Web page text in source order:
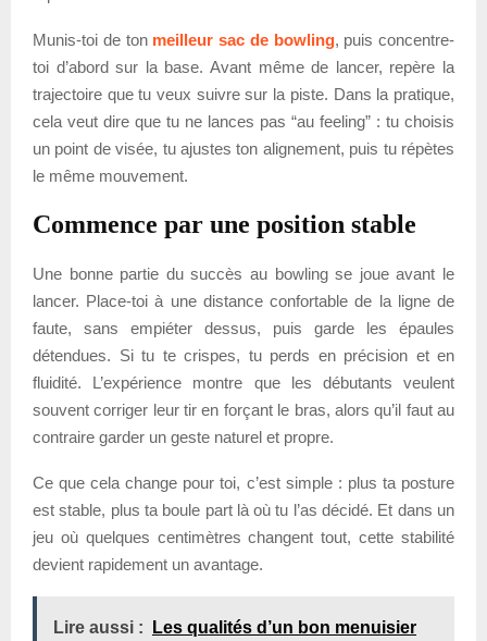
Munis-toi de ton meilleur sac de bowling, puis concentre-
toi d’abord sur la base. Avant même de lancer, repère la
trajectoire que tu veux suivre sur la piste. Dans la pratique,
cela veut dire que tu ne lances pas “au feeling” : tu choisis
un point de visée, tu ajustes ton alignement, puis tu répètes
le même mouvement.
Commence par une position stable
Une bonne partie du succès au bowling se joue avant le
lancer. Place-toi à une distance confortable de la ligne de
faute, sans empiéter dessus, puis garde les épaules
détendues. Si tu te crispes, tu perds en précision et en
fluidité. L’expérience montre que les débutants veulent
souvent corriger leur tir en forçant le bras, alors qu’il faut au
contraire garder un geste naturel et propre.
Ce que cela change pour toi, c’est simple : plus ta posture
est stable, plus ta boule part là où tu l’as décidé. Et dans un
jeu où quelques centimètres changent tout, cette stabilité
devient rapidement un avantage.
Lire aussi : Les qualités d’un bon menuisier